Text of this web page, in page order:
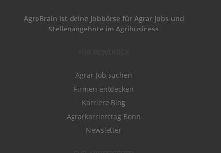
AgroBrain ist deine Jobbörse für Agrar Jobs und
Stellenangebote im Agribusiness
Agrar Job suchen
Firmen entdecken
Karriere Blog
Agrarkarrieretag Bonn
Newsletter